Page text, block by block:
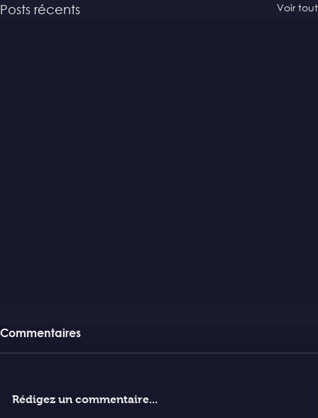
Posts récents Voir tout
Commentaires
Rédigez un commentaire...